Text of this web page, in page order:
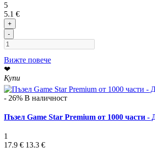
5
5.1 €
+
-
Вижте повече
❤
Купи
- 26% В наличност
Пъзел Game Star Premium от 1000 части
1
17.9 € 13.3 €